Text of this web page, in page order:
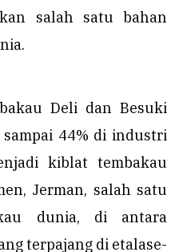
salah satu bahan
Deli dan Besuki
44% di industri
kiblat tembakau
Jerman, salah satu
dunia, di antara
terpajang di etalase-